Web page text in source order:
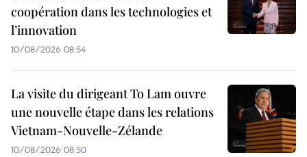
coopération dans les technologies et
l’innovation
10/08/2026 08:54
La visite du dirigeant To Lam ouvre
une nouvelle étape dans les relations
Vietnam-Nouvelle-Zélande
10/08/2026 08:50